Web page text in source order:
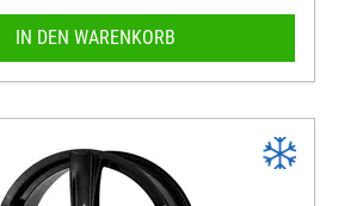
IN DEN WARENKORB